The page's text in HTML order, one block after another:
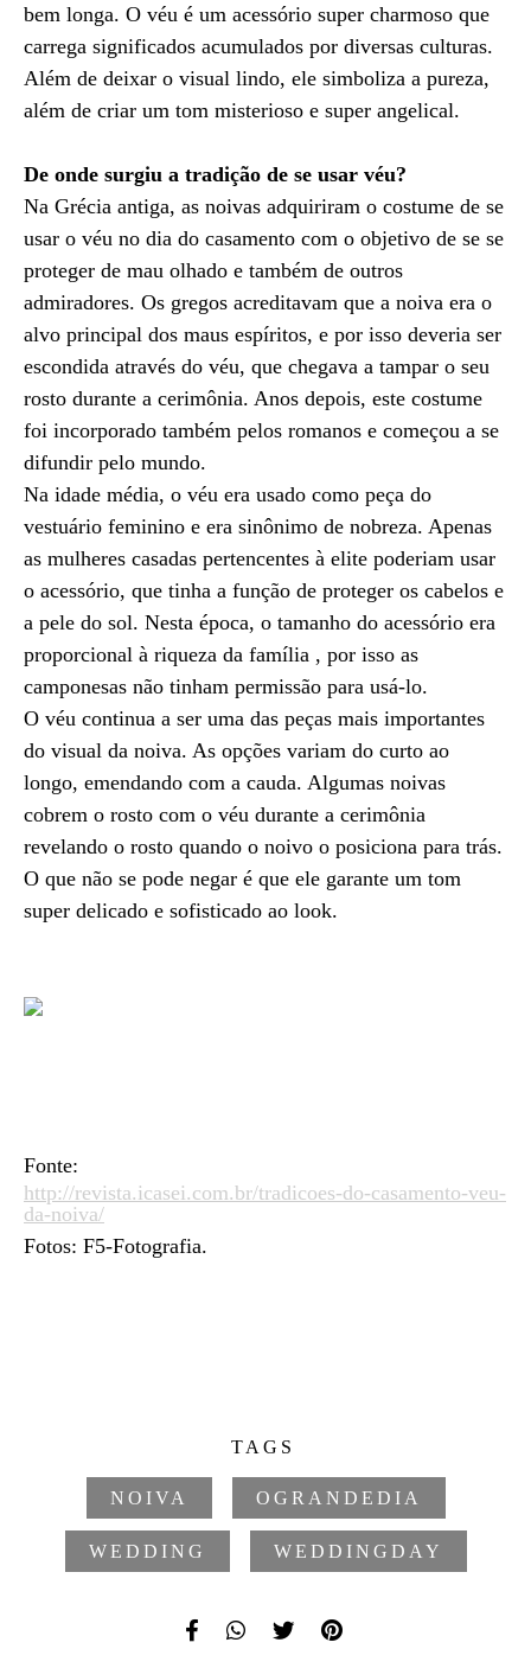
bem longa. O véu é um acessório super charmoso que
carrega significados acumulados por diversas culturas.
Além de deixar o visual lindo, ele simboliza a pureza,
além de criar um tom misterioso e super angelical.
De onde surgiu a tradição de se usar véu?
Na Grécia antiga, as noivas adquiriram o costume de se
usar o véu no dia do casamento com o objetivo de se se
proteger de mau olhado e também de outros
admiradores. Os gregos acreditavam que a noiva era o
alvo principal dos maus espíritos, e por isso deveria ser
escondida através do véu, que chegava a tampar o seu
rosto durante a cerimônia. Anos depois, este costume
foi incorporado também pelos romanos e começou a se
difundir pelo mundo.
Na idade média, o véu era usado como peça do
vestuário feminino e era sinônimo de nobreza. Apenas
as mulheres casadas pertencentes à elite poderiam usar
o acessório, que tinha a função de proteger os cabelos e
a pele do sol. Nesta época, o tamanho do acessório era
proporcional à riqueza da família , por isso as
camponesas não tinham permissão para usá-lo.
O véu continua a ser uma das peças mais importantes
do visual da noiva. As opções variam do curto ao
longo, emendando com a cauda. Algumas noivas
cobrem o rosto com o véu durante a cerimônia
revelando o rosto quando o noivo o posiciona para trás.
O que não se pode negar é que ele garante um tom
super delicado e sofisticado ao look.
Fonte:
http://revista.icasei.com.br/tradicoes-do-casamento-veu-
da-noiva/
Fotos: F5-Fotografia.
TAGS
NOIVA OGRANDEDIA
WEDDING WEDDINGDAY